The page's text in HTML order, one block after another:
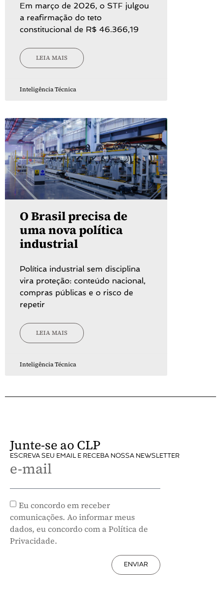
Em março de 2026, o STF julgou
a reafirmação do teto
constitucional de R$ 46.366,19
LEIA MAIS
Inteligência Técnica
O Brasil precisa de
uma nova política
industrial
Política industrial sem disciplina
vira proteção: conteúdo nacional,
compras públicas e o risco de
repetir
LEIA MAIS
Inteligência Técnica
Junte-se ao CLP
ESCREVA SEU EMAIL E RECEBA NOSSA NEWSLETTER
e-mail
Eu concordo em receber
comunicações. Ao informar meus
dados, eu concordo com a Política de
Privacidade.
ENVIAR